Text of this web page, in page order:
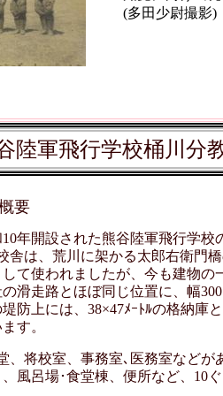
(多田少尉撮影)
陸軍飛行学校桶川分
要
年開設された熊谷陸軍飛行学校
舎は、荒川に架かる太郎右衛門
て使われましたが、今も建物の
滑走路とほぼ同じ位置に、幅
防上には、38×47ﾒｰﾄﾙの格納庫
す。
将校室、事務室､医務室などが
風呂場･食堂棟、便所など、10